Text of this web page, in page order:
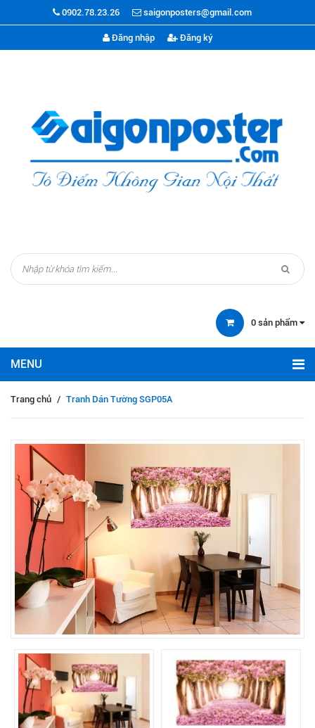
0902.78.23.26 saigonposters@gmail.com
Đăng nhập Đăng ký
0 sản phẩm
Trang chủ / Tranh Dán Tường SGP05A